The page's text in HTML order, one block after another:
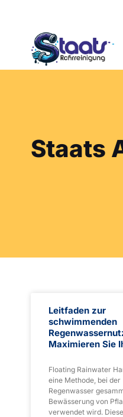
Staats
Leitfaden zur
schwimmenden
Maximieren Sie
Floating Rainwater
eine Methode, bei der
Regenwasser
Bewässerung von
verwendet wird.